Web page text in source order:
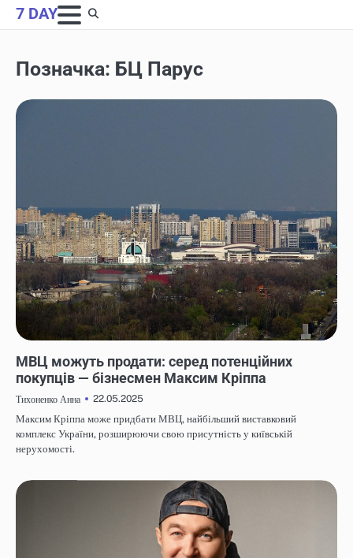
Skip
to
7 DAY
Позначка: БЦ Парус
МВЦ можуть продати: серед потенційних
покупців — бізнесмен Максим Кріппа
Тихоненко Анна
22.05.2025
Максим Кріппа може придбати МВЦ, найбільший виставковий
комплекс України, розширюючи свою присутність у київській
нерухомості.